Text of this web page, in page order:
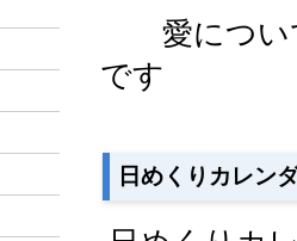
愛につい
です
日めくりカレン